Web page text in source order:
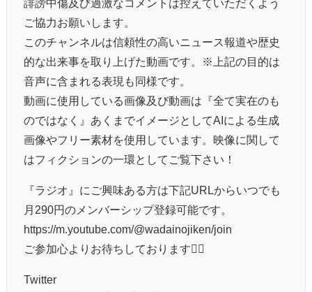
誹謗中傷及び過激なコメントは控えていただくよう
ご協力お願いします。
このチャンネルは信頼性の高いニュース報道や歴史
的な出来事を取り上げた動画です。※上記の目的は
音声に含まれる表現も同様です。
動画に使用している画像及び動画は『全て実在のも
のではなく』あくまでイメージとしてAIによる生成
画像やフリー素材を使用しています。映像に関して
はフィクションの一環としてご覧下さい！
『ラジオ』にご興味ある方は下記URLからいつでも
月290円のメンバーシップ登録可能です。
https://m.youtube.com/@wadainojiken/join
ご参加心よりお待ちしております🙇‍♂️
Twitter